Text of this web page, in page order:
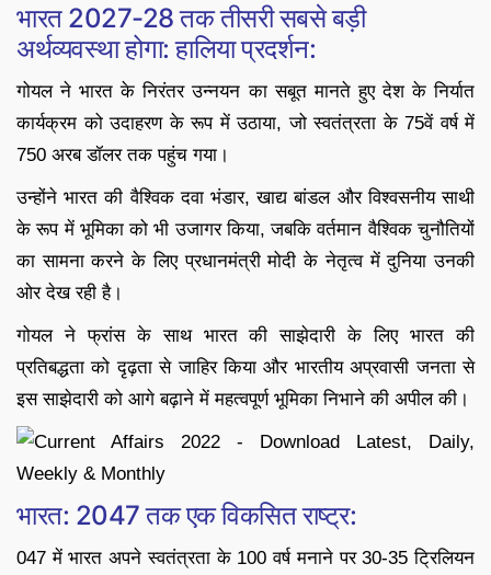
भारत 2027-28 तक तीसरी सबसे बड़ी
अर्थव्यवस्था होगा: हालिया प्रदर्शन:
गोयल ने भारत के निरंतर उन्नयन का सबूत मानते हुए देश के निर्यात
कार्यक्रम को उदाहरण के रूप में उठाया, जो स्वतंत्रता के 75वें वर्ष में
750 अरब डॉलर तक पहुंच गया।
उन्होंने भारत की वैश्विक दवा भंडार, खाद्य बांडल और विश्वसनीय साथी
के रूप में भूमिका को भी उजागर किया, जबकि वर्तमान वैश्विक चुनौतियों
का सामना करने के लिए प्रधानमंत्री मोदी के नेतृत्व में दुनिया उनकी
ओर देख रही है।
गोयल ने फ्रांस के साथ भारत की साझेदारी के लिए भारत की
प्रतिबद्धता को दृढ़ता से जाहिर किया और भारतीय अप्रवासी जनता से
इस साझेदारी को आगे बढ़ाने में महत्वपूर्ण भूमिका निभाने की अपील की।
भारत: 2047 तक एक विकसित राष्ट्र:
047 में भारत अपने स्वतंत्रता के 100 वर्ष मनाने पर 30-35 ट्रिलियन